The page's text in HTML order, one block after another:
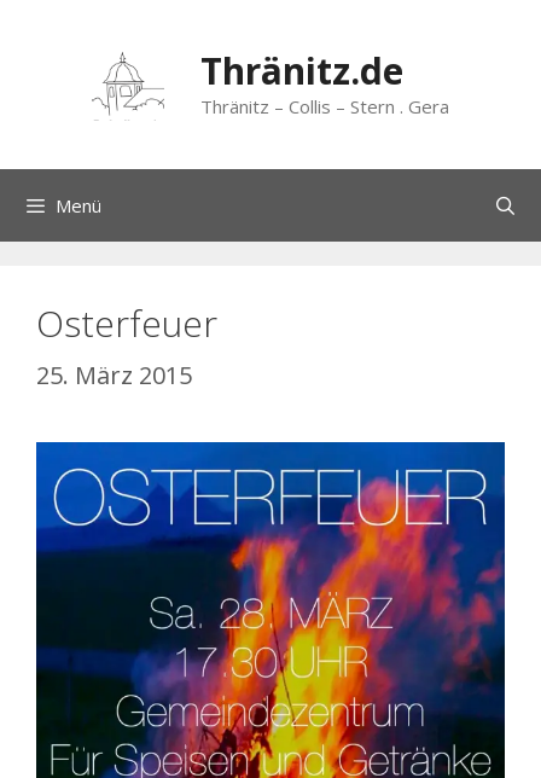
springen
Thränitz.de
Thränitz – Collis – Stern . Gera
Menü
Osterfeuer
25. März 2015